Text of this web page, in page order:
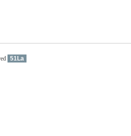
51La